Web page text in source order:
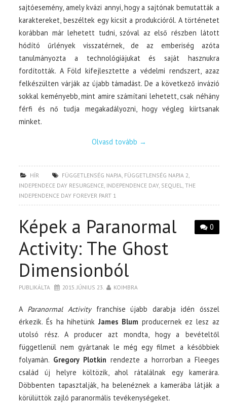
sajtóesemény, amely kvázi annyi, hogy a sajtónak bemutatták a
karaktereket, beszéltek egy kicsit a produkcióról. A történetet
korábban már lehetett tudni, szóval az első részben látott
hódító űrlények visszatérnek, de az emberiség azóta
tanulmányozta a technológiájukat és saját hasznukra
fordították. A Föld kifejlesztette a védelmi rendszert, azaz
felkészülten várják az újabb támadást. De a következő invázió
sokkal keményebb, mint amire számítani lehetett, csak néhány
férfi és nő tudja megakadályozni, hogy végleg kiirtsanak
minket.
Olvasd tovább →
HÍR FÜGGETLENSÉG NAPJA FÜGGETLENSÉG NAPJA 2
INDEPENDECE DAY RESURGENCE INDEPENDENCE DAY, SEQUEL ,THE
INDEPENDENCE DAY FOREVER PART 1
0
Képek a Paranormal
Activity: The Ghost
Dimensionból
PUBLIKÁLTA 2015. JÚNIUS 23. KOIMBRA
A Paranormal Activityfranchise újabb darabja idén ősszel
érkezik. És ha hihetünk James Blum producernek ez lesz az
utolsó rész. A producer azt mondta, hogy a bevételtől
függetlenül nem gyártanak le még egy filmet a későbbiek
folyamán. Gregory Plotkin rendezte a horrorban a Fleeges
család új helyre költözik, ahol rátalálnak egy kamerára.
Döbbenten tapasztalják, ha belenéznek a kamerába látják a
körülüttök zajló paranormális tevékenységeket.